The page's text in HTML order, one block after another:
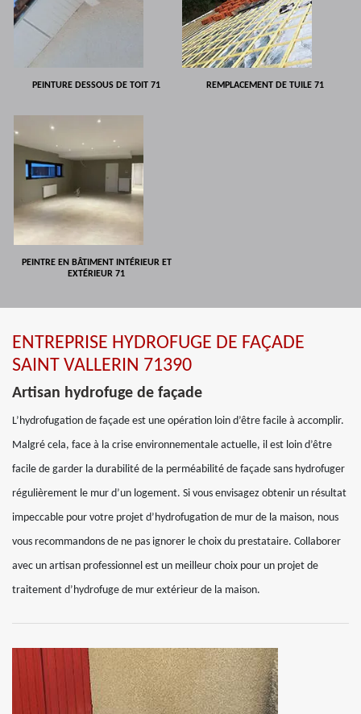
PEINTURE DESSOUS DE TOIT 71 REMPLACEMENT DE TUILE 71
PEINTRE EN BÂTIMENT INTÉRIEUR ET
EXTÉRIEUR 71
ENTREPRISE HYDROFUGE DE FAÇADE
SAINT VALLERIN 71390
Artisan hydrofuge de façade
L’hydrofugation de façade est une opération loin d’être facile à accomplir.
Malgré cela, face à la crise environnementale actuelle, il est loin d’être
facile de garder la durabilité de la perméabilité de façade sans hydrofuger
régulièrement le mur d’un logement. Si vous envisagez obtenir un résultat
impeccable pour votre projet d’hydrofugation de mur de la maison, nous
vous recommandons de ne pas ignorer le choix du prestataire. Collaborer
avec un artisan professionnel est un meilleur choix pour un projet de
traitement d’hydrofuge de mur extérieur de la maison.